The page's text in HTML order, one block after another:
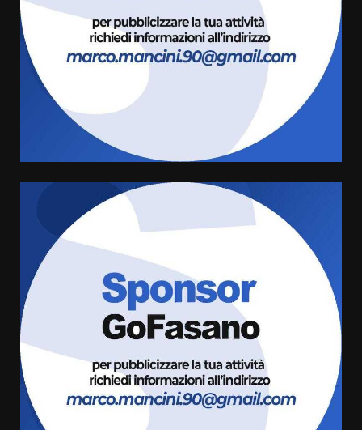
9 Agosto 2026 07:32
Serie D, l’Us Fasano non molla e
conferma di voler ricorrere per
ottenere l’iscrizione
ufficialmente la Festa di
Savelletri
8 Agosto 2026 11:00
Savelletri in festa, domani sera
grande spettacolo con Uccio De
Santis
8 Agosto 2026 07:30
Politiche Giovanili e Mobilità
Sostenibile: premiati gli studenti
universitari del bando “La strada
giusta”